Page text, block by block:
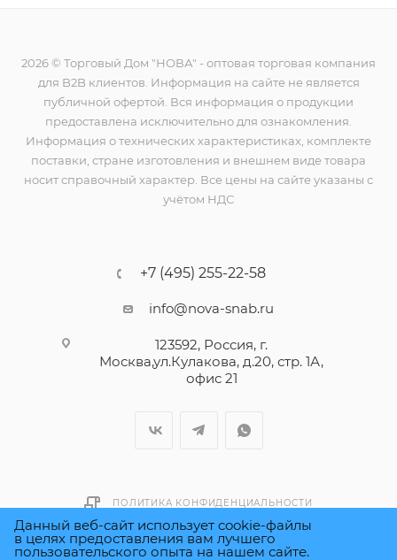
2026 © Торговый Дом "НОВА" - оптовая торговая компания
для B2B клиентов. Информация на сайте не является
публичной офертой. Вся информация о продукции
предоставлена исключительно для ознакомления.
Информация о технических характеристиках, комплекте
поставки, стране изготовления и внешнем виде товара
носит справочный характер. Все цены на сайте указаны с
учётом НДС
+7 (495) 255-22-58
info@nova-snab.ru
123592, Россия, г.
Москва,ул.Кулакова, д.20, стр. 1А,
офис 21
ПОЛИТИКА КОНФИДЕНЦИАЛЬНОСТИ
Быстро с 1С-Битрикс
Данный веб-сайт использует cookie-файлы
в целях предоставления вам лучшего
пользовательского опыта на нашем сайте.